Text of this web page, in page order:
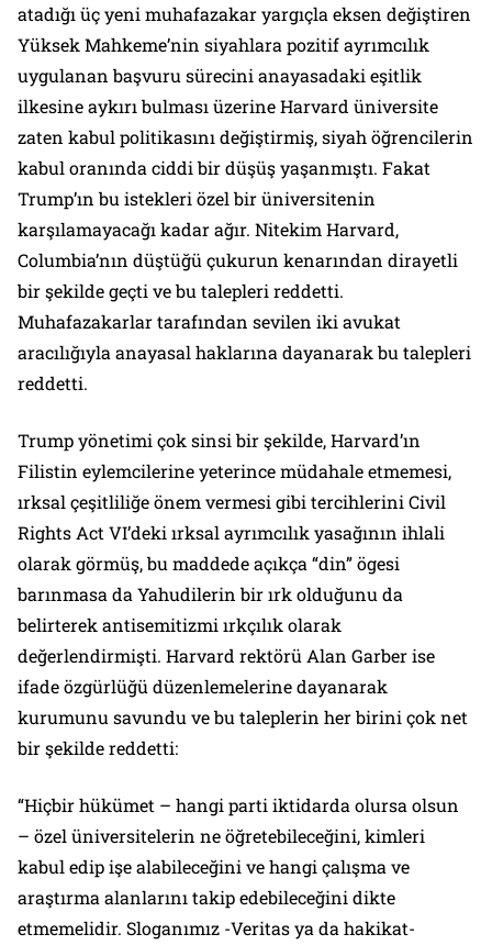
atadığı üç yeni muhafazakar yargıçla eksen değiştiren
Yüksek Mahkeme’nin siyahlara pozitif ayrımcılık
uygulanan başvuru sürecini anayasadaki eşitlik
ilkesine aykırı bulması üzerine Harvard üniversite
zaten kabul politikasını değiştirmiş, siyah öğrencilerin
kabul oranında ciddi bir düşüş yaşanmıştı. Fakat
Trump’ın bu istekleri özel bir üniversitenin
karşılamayacağı kadar ağır. Nitekim Harvard,
Columbia’nın düştüğü çukurun kenarından dirayetli
bir şekilde geçti ve bu talepleri reddetti.
Muhafazakarlar tarafından sevilen iki avukat
aracılığıyla anayasal haklarına dayanarak bu talepleri
reddetti.
Trump yönetimi çok sinsi bir şekilde, Harvard’ın
Filistin eylemcilerine yeterince müdahale etmemesi,
ırksal çeşitliliğe önem vermesi gibi tercihlerini Civil
Rights Act VI’deki ırksal ayrımcılık yasağının ihlali
olarak görmüş, bu maddede açıkça “din” ögesi
barınmasa da Yahudilerin bir ırk olduğunu da
belirterek antisemitizmi ırkçılık olarak
değerlendirmişti. Harvard rektörü Alan Garber ise
ifade özgürlüğü düzenlemelerine dayanarak
kurumunu savundu ve bu taleplerin her birini çok net
bir şekilde reddetti:
“Hiçbir hükümet – hangi parti iktidarda olursa olsun
– özel üniversitelerin ne öğretebileceğini, kimleri
kabul edip işe alabileceğini ve hangi çalışma ve
araştırma alanlarını takip edebileceğini dikte
etmemelidir. Sloganımız -Veritas ya da hakikat-